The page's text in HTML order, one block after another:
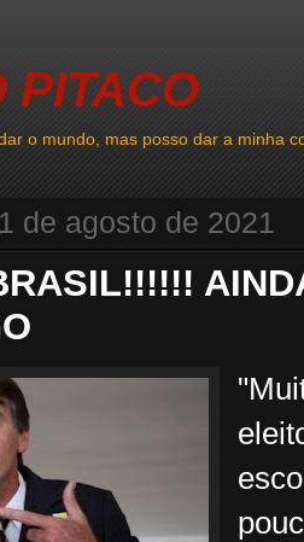
PITACO
o mundo, mas posso dar a minha
de agosto de 2021